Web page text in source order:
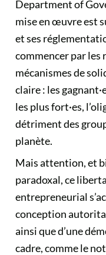
Department of
mise en œuvre est
et ses
commencer par les
mécanismes de
claire : les
les plus fort·es,
détriment des
planète.
Mais attention, et
paradoxal, ce
entrepreneurial
conception
ainsi que d’une
cadre, comme le